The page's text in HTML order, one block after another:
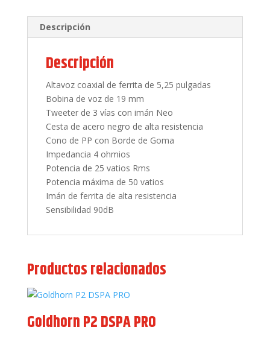
Descripción
Descripción
Altavoz coaxial de ferrita de 5,25 pulgadas
Bobina de voz de 19 mm
Tweeter de 3 vías con imán Neo
Cesta de acero negro de alta resistencia
Cono de PP con Borde de Goma
Impedancia 4 ohmios
Potencia de 25 vatios Rms
Potencia máxima de 50 vatios
Imán de ferrita de alta resistencia
Sensibilidad 90dB
Productos relacionados
Goldhorn P2 DSPA PRO